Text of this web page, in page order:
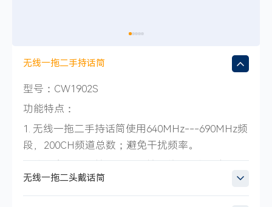
无线一拖二手持话筒
型号：CW1902S
功能特点：
1. 无线一拖二手持话筒使用640MHz---690MHz频
段，200CH频道总数；避免干扰频率。
3. 独有的数字ID码导频技术，ID随机码多达16位,
无线一拖二头戴话筒